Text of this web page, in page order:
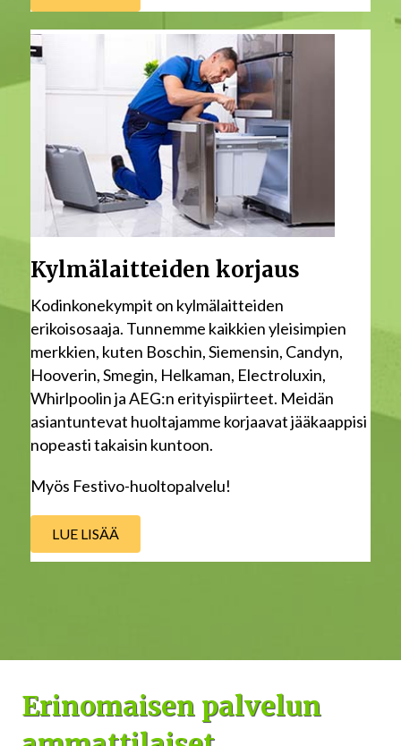
Kylmälaitteiden korjaus
Kodinkonekympit on kylmälaitteiden
erikoisosaaja. Tunnemme kaikkien yleisimpien
merkkien, kuten Boschin, Siemensin, Candyn,
Hooverin, Smegin, Helkaman, Electroluxin,
Whirlpoolin ja AEG:n erityispiirteet. Meidän
asiantuntevat huoltajamme korjaavat jääkaappisi
nopeasti takaisin kuntoon.
Myös Festivo-huoltopalvelu!
LUE LISÄÄ
Erinomaisen palvelun